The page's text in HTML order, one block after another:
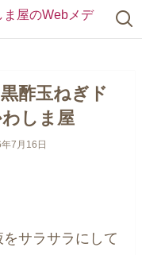
酢玉ねぎド
しま屋
7月16日
サラサラにして